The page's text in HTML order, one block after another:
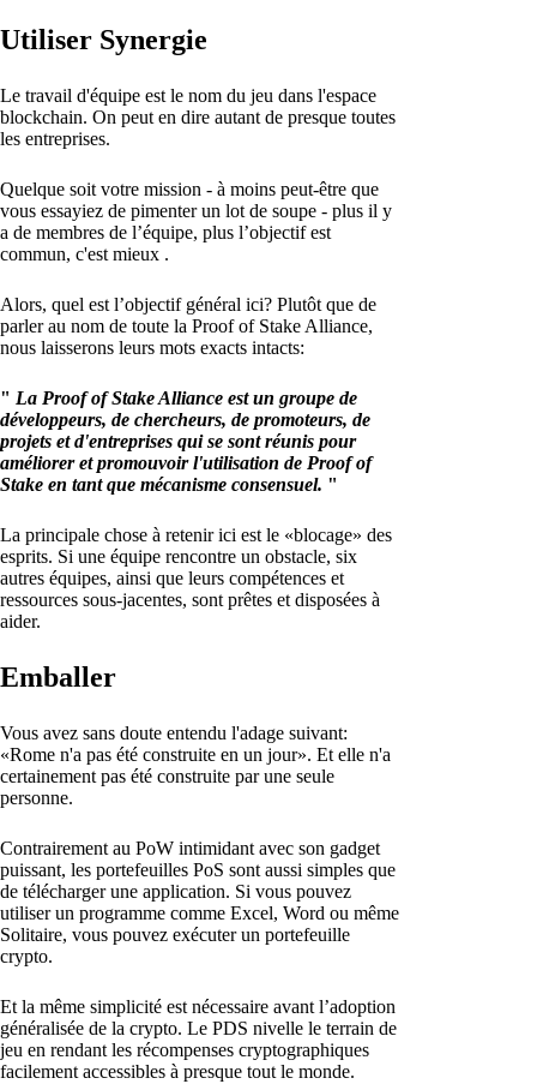
Utiliser Synergie
Le travail d'équipe est le nom du jeu dans l'espace
blockchain. On peut en dire autant de presque toutes
les entreprises.
Quelque soit votre mission - à moins peut-être que
vous essayiez de pimenter un lot de soupe - plus il y
a de membres de l’équipe, plus l’objectif est
commun, c'est mieux .
Alors, quel est l’objectif général ici? Plutôt que de
parler au nom de toute la Proof of Stake Alliance,
nous laisserons leurs mots exacts intacts:
" La Proof of Stake Alliance est un groupe de
développeurs, de chercheurs, de promoteurs, de
projets et d'entreprises qui se sont réunis pour
améliorer et promouvoir l'utilisation de Proof of
Stake en tant que mécanisme consensuel. "
La principale chose à retenir ici est le «blocage» des
esprits. Si une équipe rencontre un obstacle, six
autres équipes, ainsi que leurs compétences et
ressources sous-jacentes, sont prêtes et disposées à
aider.
Emballer
Vous avez sans doute entendu l'adage suivant:
«Rome n'a pas été construite en un jour». Et elle n'a
certainement pas été construite par une seule
personne.
Contrairement au PoW intimidant avec son gadget
puissant, les portefeuilles PoS sont aussi simples que
de télécharger une application. Si vous pouvez
utiliser un programme comme Excel, Word ou même
Solitaire, vous pouvez exécuter un portefeuille
crypto.
Et la même simplicité est nécessaire avant l’adoption
généralisée de la crypto. Le PDS nivelle le terrain de
jeu en rendant les récompenses cryptographiques
facilement accessibles à presque tout le monde.